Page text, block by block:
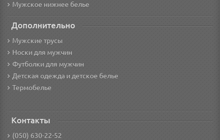
Мужское нижнее белье
Дополнительно
Мужские трусы
Носки для мужчин
Футболки для мужчин
Детская одежда и детское белье
Термобелье
Контакты
(050) 630-22-52